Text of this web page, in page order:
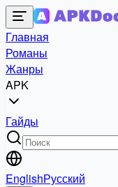
Главная
Романы
Жанры
APK
Гайды
EnglishРусский